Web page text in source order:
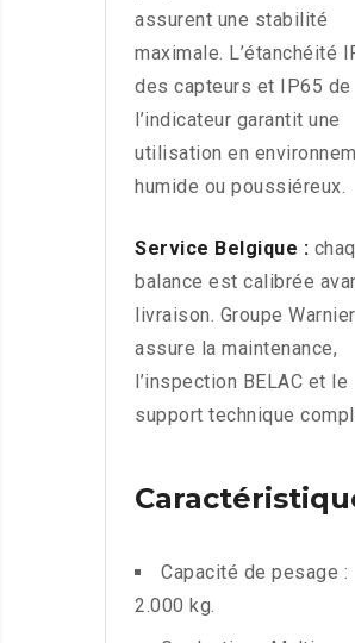
assurent une stabilité
maximale. L’étanchéité
des capteurs et IP65 de
l’indicateur garantit une
utilisation en
humide ou poussiéreux.
Service Belgique :
balance est calibrée
livraison. Groupe Warnier
assure la maintenance,
l’inspection BELAC et le
support technique
Capacité de pesage :
2.000 kg.